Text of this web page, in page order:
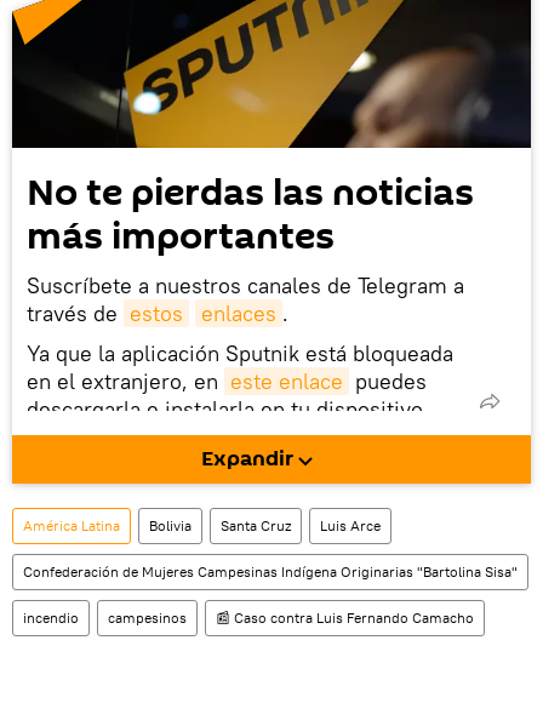
No te pierdas las noticias
más importantes
Suscríbete a nuestros canales de Telegram a
través de estos enlaces .
Ya que la aplicación Sputnik está bloqueada
en el extranjero, en este enlace puedes
descargarla e instalarla en tu dispositivo
móvil (¡solo para Android!).
También tenemos una cuenta en la red
social rusa VK .
Expandir
América Latina Bolivia Santa Cruz Luis Arce
Confederación de Mujeres Campesinas Indígena Originarias "Bartolina Sisa"
incendio campesinos 📰 Caso contra Luis Fernando Camacho